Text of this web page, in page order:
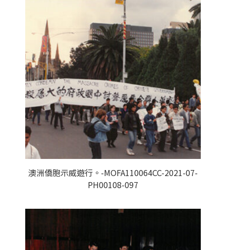
澳洲僑胞示威遊行。-MOFA110064CC-2021-07-
PH00108-097